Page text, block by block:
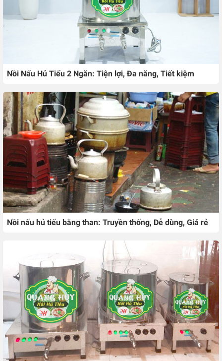
Nồi Nấu Hủ Tiếu 2 Ngăn: Tiện lợi, Đa năng, Tiết kiệm
Nồi nấu hủ tiếu bằng than: Truyền thống, Dễ dùng, Giá rẻ